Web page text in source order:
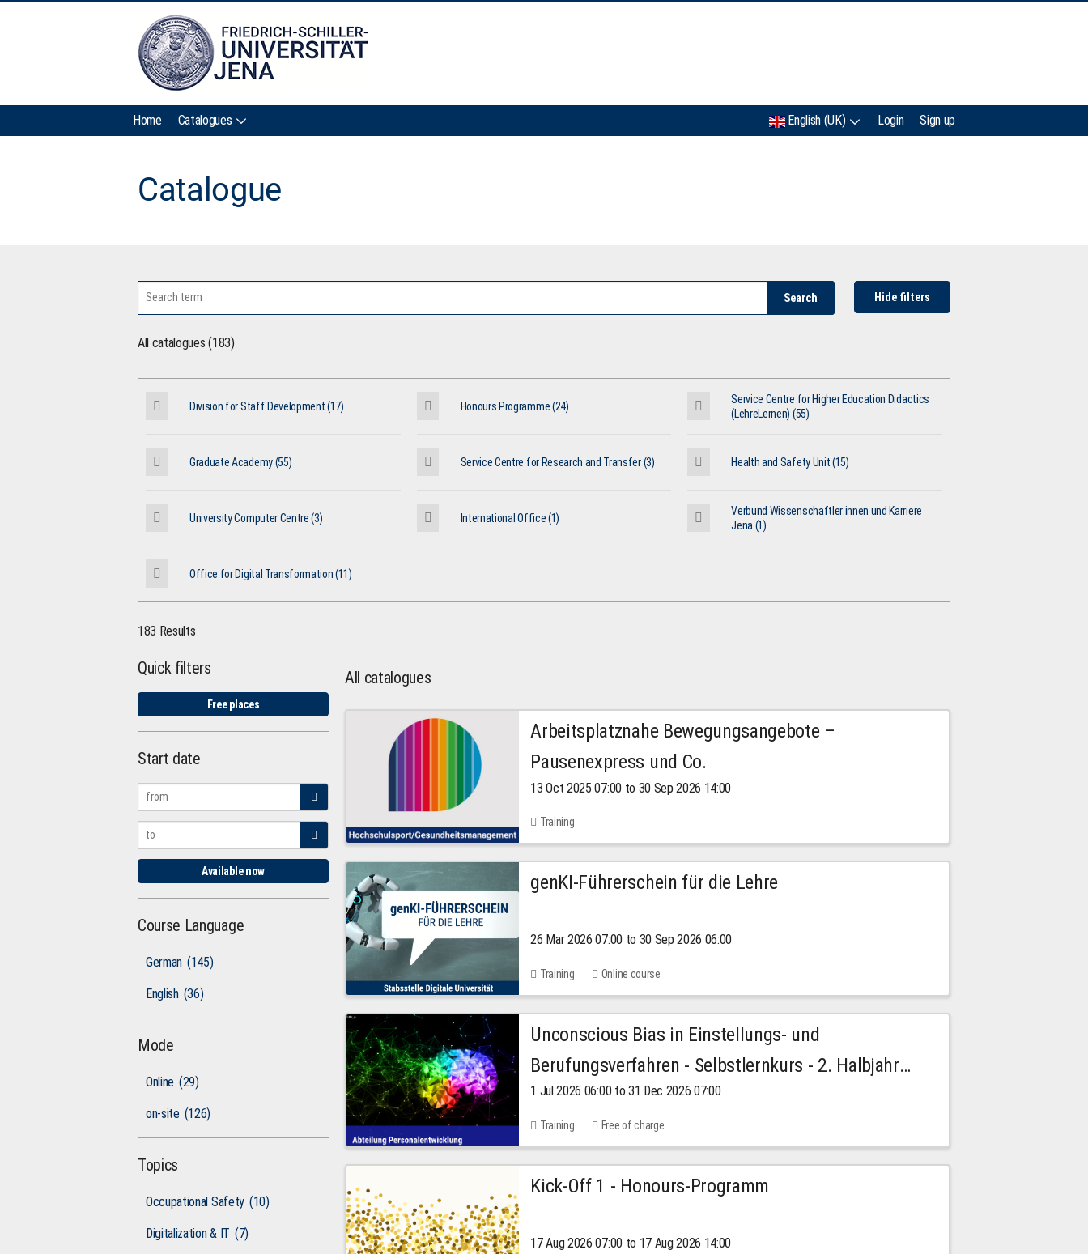
Home Catalogues English (UK) Login Sign up
Catalogue
Search Hide filters
All catalogues (183)
Division for Staff Development (17) Honours Programme (24)
Service Centre for Higher Education Didactics
(LehreLernen) (55)
Graduate Academy (55) Service Centre for Research and Transfer (3) Health and Safety Unit (15)
University Computer Centre (3) International Office (1)
Verbund Wissenschaftler:innen und Karriere
Jena (1)
Office for Digital Transformation (11)
183 Results
Quick filters
Free places
Start date
Available now
Course Language
German (145)
English (36)
Mode
Online (29)
on-site (126)
Topics
Occupational Safety (10)
Digitalization & IT (7)
All catalogues
Arbeitsplatznahe Bewegungsangebote –
Pausenexpress und Co.
13 Oct 2025 07:00 to 30 Sep 2026 14:00
Training
genKI-Führerschein für die Lehre
26 Mar 2026 07:00 to 30 Sep 2026 06:00
Training Online course
Unconscious Bias in Einstellungs- und
Berufungsverfahren - Selbstlernkurs - 2. Halbjahr
2026
1 Jul 2026 06:00 to 31 Dec 2026 07:00
Training Free of charge
Kick-Off 1 - Honours-Programm
17 Aug 2026 07:00 to 17 Aug 2026 14:00